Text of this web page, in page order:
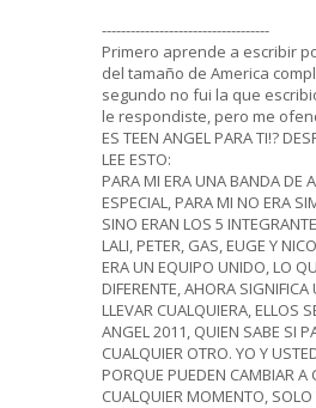
-----------------------------------
Primero aprende a escribir
del tamaño de America
segundo no fui la que
le respondiste, pero me
ES TEEN ANGEL PARA TI!?
LEE ESTO:
PARA MI ERA UNA BANDA DE
ESPECIAL, PARA MI NO ERA
SINO ERAN LOS 5
LALI, PETER, GAS, EUGE Y
ERA UN EQUIPO UNIDO, LO
DIFERENTE, AHORA
LLEVAR CUALQUIERA, ELLOS
ANGEL 2011, QUIEN SABE SI
CUALQUIER OTRO. YO Y
PORQUE PUEDEN CAMBIAR A
CUALQUIER MOMENTO,